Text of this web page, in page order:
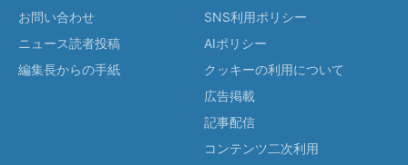
お問い合わせ
ニュース読者投稿
編集長からの手紙
SNS利用ポリシー
AIポリシー
クッキーの利用について
広告掲載
記事配信
コンテンツ二次利用